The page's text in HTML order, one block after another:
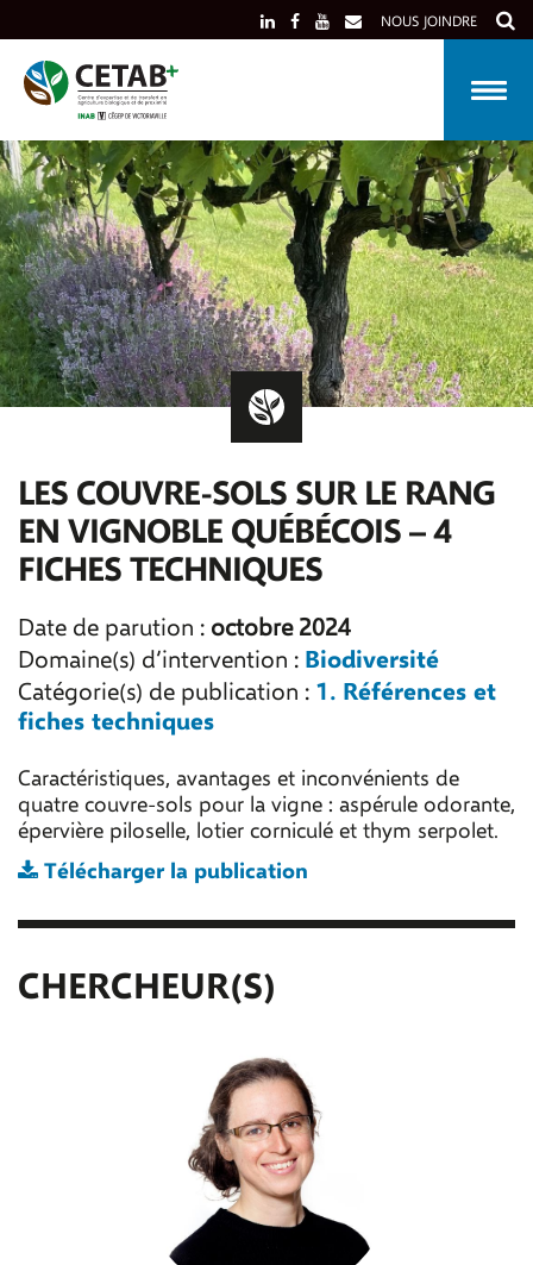
to
content
NOUS JOINDRE
LES COUVRE-SOLS SUR LE RANG
EN VIGNOBLE QUÉBÉCOIS – 4
FICHES TECHNIQUES
Date de parution : octobre 2024
Domaine(s) d’intervention : Biodiversité
Catégorie(s) de publication : 1. Références et
fiches techniques
Caractéristiques, avantages et inconvénients de
quatre couvre-sols pour la vigne : aspérule odorante,
épervière piloselle, lotier corniculé et thym serpolet.
Télécharger la publication
CHERCHEUR(S)